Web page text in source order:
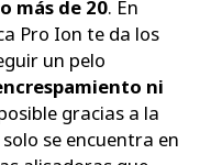
más de 20. En
Pro Ion te da los
un pelo
ni
gracias a la
se encuentra en